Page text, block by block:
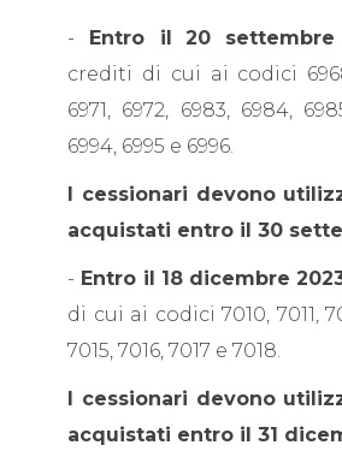
- Entro il 20 settembre
crediti di cui ai codici
6971, 6972, 6983, 6984,
6994, 6995 e 6996.
I cessionari devono
acquistati entro il 30
- Entro il 18 dicembre
di cui ai codici 7010, 7011,
7015, 7016, 7017 e 7018.
I cessionari devono
acquistati entro il 31